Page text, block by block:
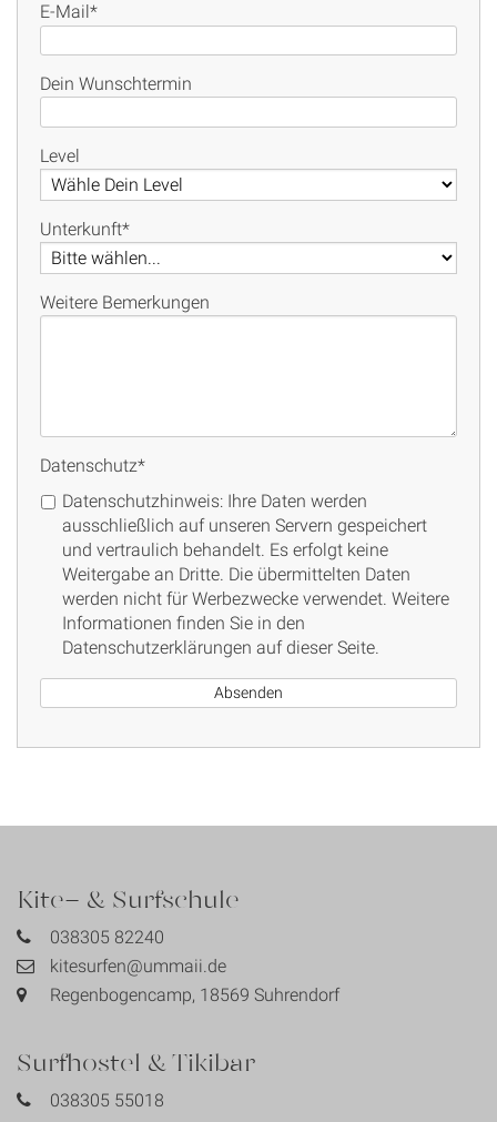
E-Mail *
Dein Wunschtermin
Level
Unterkunft*
Weitere Bemerkungen
Datenschutz*
Datenschutzhinweis: Ihre Daten werden
ausschließlich auf unseren Servern gespeichert
und vertraulich behandelt. Es erfolgt keine
Weitergabe an Dritte. Die übermittelten Daten
werden nicht für Werbezwecke verwendet. Weitere
Informationen finden Sie in den
Datenschutzerklärungen auf dieser Seite.
Kite- & Surfschule
038305 82240
kitesurfen@ummaii.de
Regenbogencamp, 18569 Suhrendorf
Surfhostel & Tikibar
038305 55018